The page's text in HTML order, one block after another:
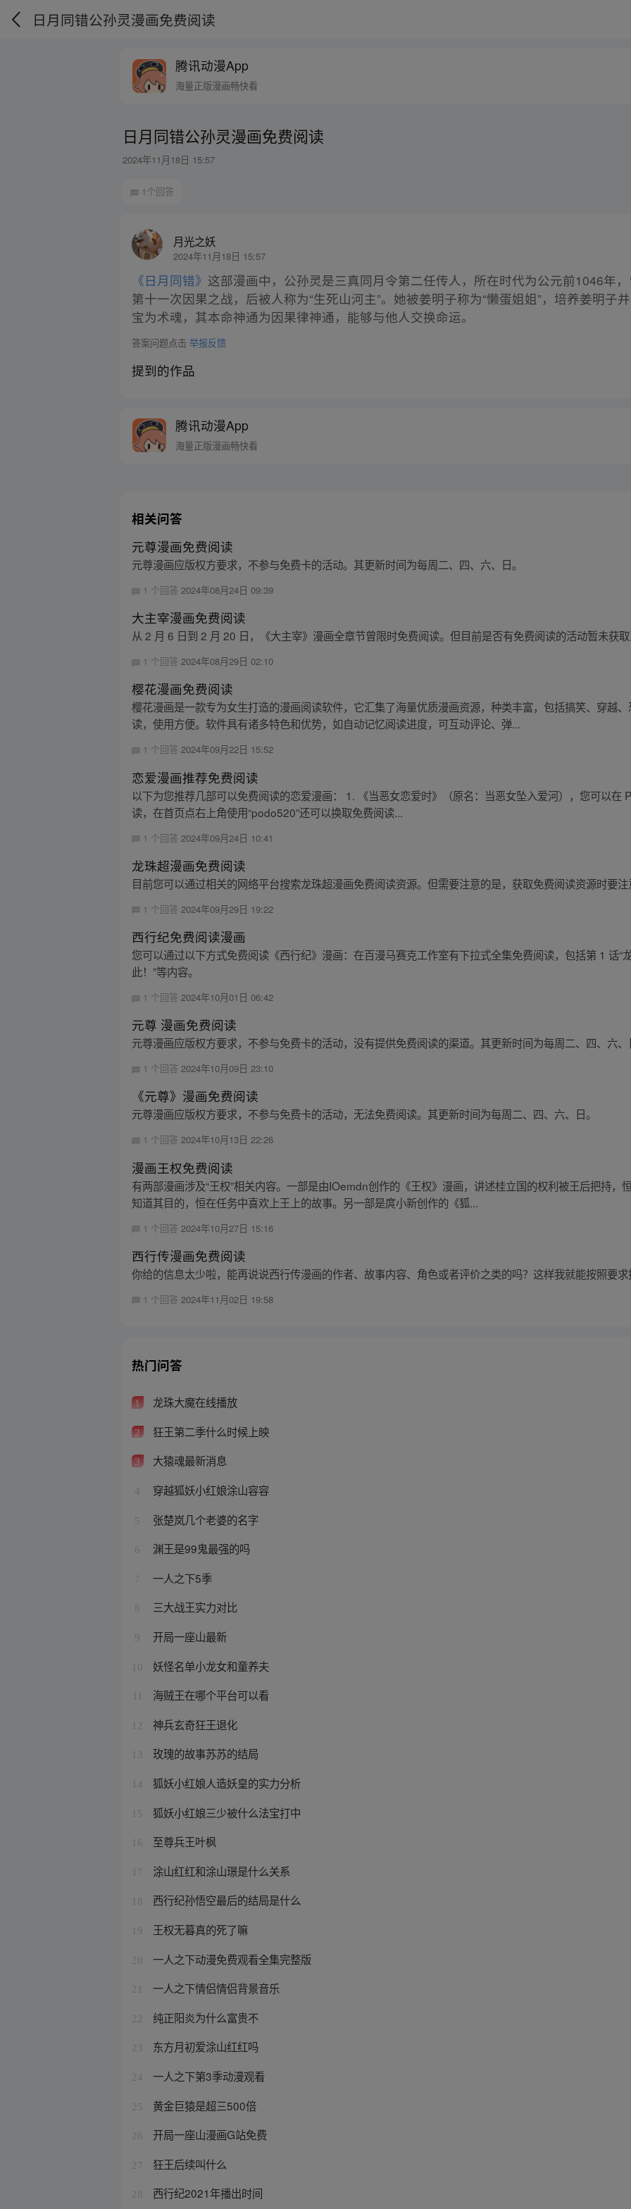
日月同错公孙灵漫画免费阅读
腾讯动漫App
海量正版漫画畅快看
日月同错公孙灵漫画免费阅读
2024年11月18日 15:57
1个回答
月光之妖
2024年11月18日 15:57
《日月同错》 这部漫画中，公孙灵是三真同月令第二任传人，所在时代为公元前1046年
第十一次因果之战，后被人称为“生死山河主”。她被姜明子称为“懒蛋姐姐”，培养姜明子
宝为术魂，其本命神通为因果律神通，能够与他人交换命运。
答案问题点击举报反馈
提到的作品
腾讯动漫App
海量正版漫画畅快看
相关问答
元尊漫画免费阅读
元尊漫画应版权方要求，不参与免费卡的活动。其更新时间为每周二、四、六、日。
1 个回答2024年08月24日 09:39
大主宰漫画免费阅读
从 2 月 6 日到 2 月 20 日，《大主宰》漫画全章节曾限时免费阅读。但目前是否有免费阅读的活动暂未获
1 个回答2024年08月29日 02:10
樱花漫画免费阅读
樱花漫画是一款专为女生打造的漫画阅读软件，它汇集了海量优质漫画资源，种类丰富，包括搞笑、穿越
读，使用方便。软件具有诸多特色和优势，如自动记忆阅读进度，可互动评论、弹...
1 个回答2024年09月22日 15:52
恋爱漫画推荐免费阅读
以下为您推荐几部可以免费阅读的恋爱漫画： 1. 《当恶女恋爱时》（原名：当恶女坠入爱河），您可以在
读，在首页点右上角使用“podo520”还可以换取免费阅读...
1 个回答 2024年09月24日 10:41
龙珠超漫画免费阅读
目前您可以通过相关的网络平台搜索龙珠超漫画免费阅读资源。但需要注意的是，获取免费阅读资源时要
1 个回答 2024年09月29日 19:22
西行纪免费阅读漫画
您可以通过以下方式免费阅读《西行纪》漫画：在百漫马赛克工作室有下拉式全集免费阅读，包括第 1 话“
此！”等内容。
1 个回答2024年10月01日 06:42
元尊 漫画免费阅读
元尊漫画应版权方要求，不参与免费卡的活动，没有提供免费阅读的渠道。其更新时间为每周二、四、六
1 个回答2024年10月09日 23:10
《元尊》漫画免费阅读
元尊漫画应版权方要求，不参与免费卡的活动，无法免费阅读。其更新时间为每周二、四、六、日。
1 个回答2024年10月13日 22:26
漫画王权免费阅读
有两部漫画涉及“王权”相关内容。一部是由IOemdn创作的《王权》漫画，讲述桂立国的权利被王后把持，
知道其目的，恒在任务中喜欢上王上的故事。另一部是庹小新创作的《狐...
1 个回答 2024年10月27日 15:16
西行传漫画免费阅读
你给的信息太少啦，能再说说西行传漫画的作者、故事内容、角色或者评价之类的吗？这样我就能按照要
1 个回答 2024年11月02日 19:58
热门问答
1 龙珠大魔在线播放
2 狂王第二季什么时候上映
3 大猿魂最新消息
4 穿越狐妖小红娘涂山容容
5 张楚岚几个老婆的名字
6 渊王是99鬼最强的吗
7 一人之下5季
8 三大战王实力对比
9 开局一座山最新
10 妖怪名单小龙女和童养夫
海贼王在哪个平台可以看
12 神兵玄奇狂王退化
13 玫瑰的故事苏苏的结局
14 狐妖小红娘人造妖皇的实力分析
15 狐妖小红娘三少被什么法宝打中
16 至尊兵王叶枫
17 涂山红红和涂山璟是什么关系
18 西行纪孙悟空最后的结局是什么
19 王权无暮真的死了嘛
20 一人之下动漫免费观看全集完整版
21 一人之下情侣情侣背景音乐
22 纯正阳炎为什么富贵不
23 东方月初爱涂山红红吗
24 一人之下第3季动漫观看
25 黄金巨猿是超三500倍
26 开局一座山漫画G站免费
27 狂王后续叫什么
28 西行纪2021年播出时间